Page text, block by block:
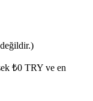
₺0 TRY ve en